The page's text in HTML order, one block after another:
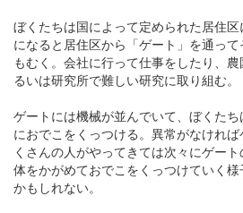
ぼくたちは国によって定められた居住
になると居住区から「ゲート」を通っ
もむく。会社に行って仕事をしたり、
るいは研究所で難しい研究に取り組む。
ゲートには機械が並んでいて、ぼくた
におでこをくっつける。異常がなけれ
くさんの人がやってきては次々にゲー
体をかがめておでこをくっつけていく
かもしれない。